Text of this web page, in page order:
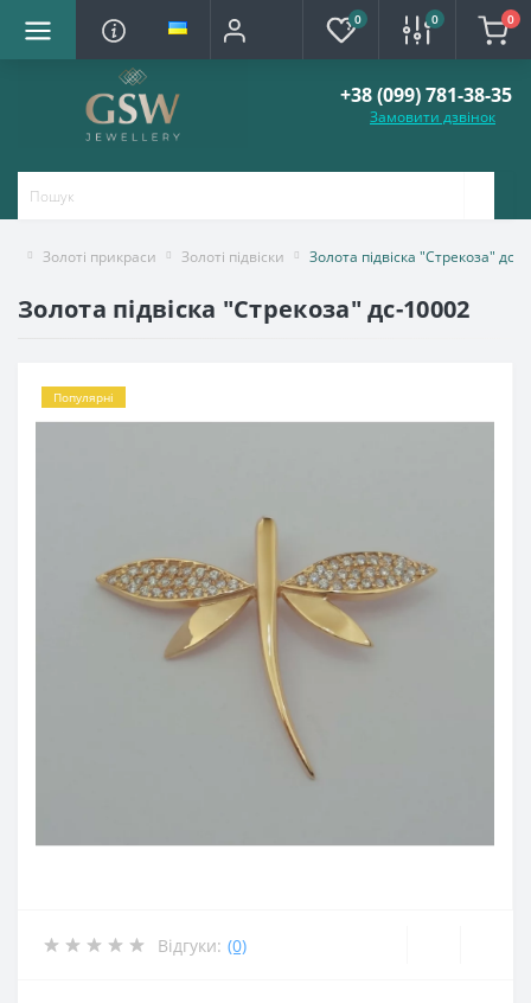
0 0 0
+38 (099) 781-38-35
Замовити дзвінок
Золоті прикраси Золоті підвіски Золота підвіска "Стрекоза" дс-
Золота підвіска "Стрекоза" дс-10002
Популярні
Відгуки: (0)